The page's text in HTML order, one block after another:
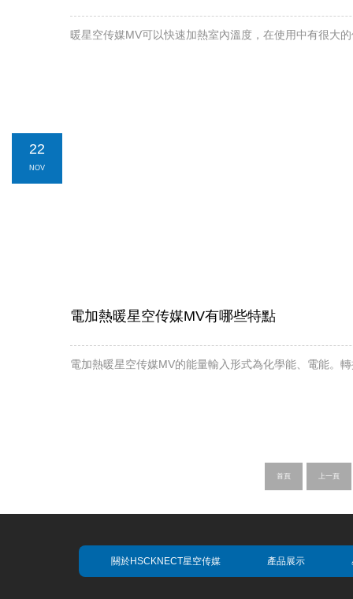
暖星空传媒MV可以快速加熱室內溫度，在使用中有很大的
22
NOV
電加熱暖星空传媒MV有哪些特點
電加熱暖星空传媒MV的能量輸入形式為化學能、電能。轉
首頁 上一頁
關於HSCKNECT星空传媒 產品展示